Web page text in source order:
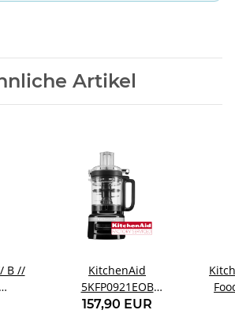
Artikel
B //
KitchenAid
5KFP0921EOB
Foodprocessor Onyx
157,90 EUR